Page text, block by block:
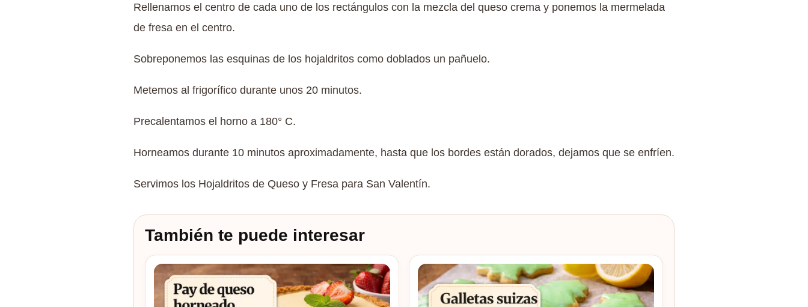
Rellenamos el centro de cada uno de los rectángulos con la mezcla del queso crema y ponemos la mermelada
de fresa en el centro.
Sobreponemos las esquinas de los hojaldritos como doblados un pañuelo.
Metemos al frigorífico durante unos 20 minutos.
Precalentamos el horno a 180° C.
Horneamos durante 10 minutos aproximadamente, hasta que los bordes están dorados, dejamos que se enfríen.
Servimos los Hojaldritos de Queso y Fresa para San Valentín.
También te puede interesar